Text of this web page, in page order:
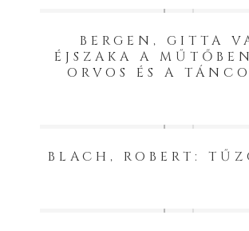
BERGEN, GITTA
ÉJSZAKA A
ORVOS ÉS A
BLACH, ROBERT: